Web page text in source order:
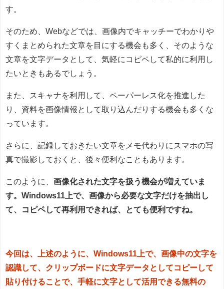
す。
そのため、Webなどでは、画像内でキャッチーでわかりや
すくまとめられた文章を目にする機会も多く、そのような
文章を文字データとして、気軽にコピペして私的に利用し
たいときもあるでしょう。
また、スキャナを利用して、ペーパーレス化を推進した
り、資料を画像情報として取り込んだりする機会も多くな
っています。
さらに、記録しておきたい文章をメモ代わりにスマホの写
真で撮影しておくと、後々便利なこともあります。
このように、 画像化された文字を扱う機会が増えていま
す。Windows11上で、画像から必要な文字だけを抽出し
て、コピペして再利用できれば、とても便利ですね。
今回は、上述のように、Windows11上で、画像中の文字を
認識して、クリップボードに文字データとしてコピーして
貼り付けることで、手軽に文字として活用できる無料の